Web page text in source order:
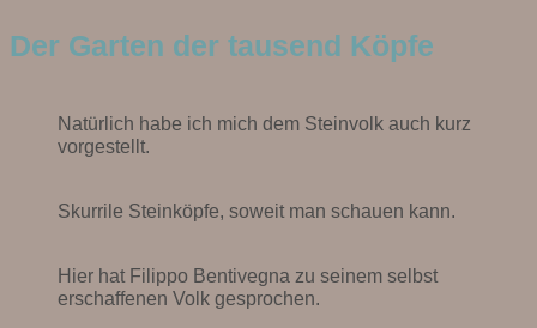
Der Garten der tausend Köpfe
Natürlich habe ich mich dem Steinvolk auch kurz
vorgestellt.
Skurrile Steinköpfe, soweit man schauen kann.
Hier hat Filippo Bentivegna zu seinem selbst
erschaffenen Volk gesprochen.